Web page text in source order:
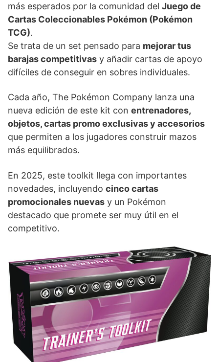
más esperados por la comunidad del Juego de
Cartas Coleccionables Pokémon (Pokémon
TCG).
Se trata de un set pensado para mejorar tus
barajas competitivas y añadir cartas de apoyo
difíciles de conseguir en sobres individuales.
Cada año, The Pokémon Company lanza una
nueva edición de este kit con entrenadores,
objetos, cartas promo exclusivas y accesorios
que permiten a los jugadores construir mazos
más equilibrados.
En 2025, este toolkit llega con importantes
novedades, incluyendo cinco cartas
promocionales nuevas y un Pokémon
destacado que promete ser muy útil en el
competitivo.